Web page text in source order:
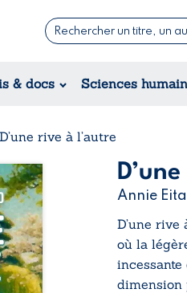
& docs Sciences
Romance
Régional
D’une rive à l’autre
Annie
D’une rive
où la
dimension